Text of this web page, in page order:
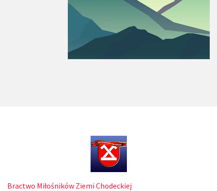
Bractwo Miłośników Ziemi Chodeckiej